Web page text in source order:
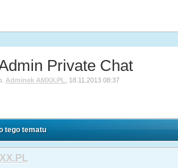
Private Chat
Adminek AMXX.PL 18.11.2013 08:37
tego tematu